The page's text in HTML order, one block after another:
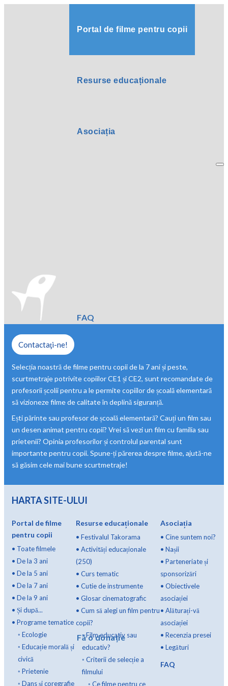
Portal de filme pentru copii
Resurse educaționale
Asociația
FAQ
Fă o donație
Contactaţi-ne!
Selecția noastră de filme pentru copii de la 7 ani și peste,
scurtmetraje potrivite copiilor CE1 și CE2, sunt recomandate de
profesorii școlii pentru a le permite copiilor de școală elementară
să vizioneze filme de calitate în deplină siguranță.
Ești părinte sau profesor de școală elementară? Cauți un film sau
un desen animat pentru copii? Vrei să vezi un film cu familia sau
prietenii? Opinia profesorilor și controlul parental sunt
importante pentru copii. Spune-ți părerea despre filme, ajută-ne
să găsim cele mai bune scurtmetraje!
HARTA SITE-ULUI
Portal de filme
pentru copii
• Toate filmele
• De la 3 ani
• De la 5 ani
• De la 7 ani
• De la 9 ani
• Și după...
• Programe tematice
◦ Ecologie
◦ Educație morală și
civică
◦ Prietenie
◦ Dans și coregrafie
Resurse educaționale
• Festivalul Takorama
• Activități educaționale
(250)
• Curs tematic
• Cutie de instrumente
• Glosar cinematografic
• Cum să alegi un film pentru
copii?
◦Film educativ sau
educativ?
◦ Criterii de selecție a
filmului
◦ Ce filme pentru ce
Asociația
•Cine suntem noi?
•Nașii
•Parteneriate și
sponsorizări
•Obiectivele
asociației
•Alăturați-vă
asociației
•Recenzia presei
•Legături
FAQ